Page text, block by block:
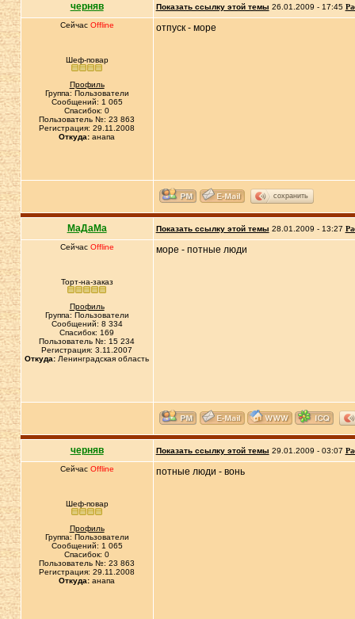
черняв Показать ссылку этой темы 26.01.2009 - 17:45
Сейчас Offline
Шеф-повар
Профиль
Группа: Пользователи
Сообщений: 1 065
Спасибок: 0
Пользователь №: 23 863
Регистрация: 29.11.2008
Откуда: анапа
отпуск - море
сохранить
МаДаМа Показать ссылку этой темы 28.01.2009 - 13:27
Сейчас Offline
Торт-на-заказ
Профиль
Группа: Пользователи
Сообщений: 8 334
Спасибок: 169
Пользователь №: 15 234
Регистрация: 3.11.2007
Откуда: Ленинградская область
море - потные люди
черняв Показать ссылку этой темы 29.01.2009 - 03:07
Сейчас Offline
Шеф-повар
Профиль
Группа: Пользователи
Сообщений: 1 065
Спасибок: 0
Пользователь №: 23 863
Регистрация: 29.11.2008
Откуда: анапа
потные люди - вонь